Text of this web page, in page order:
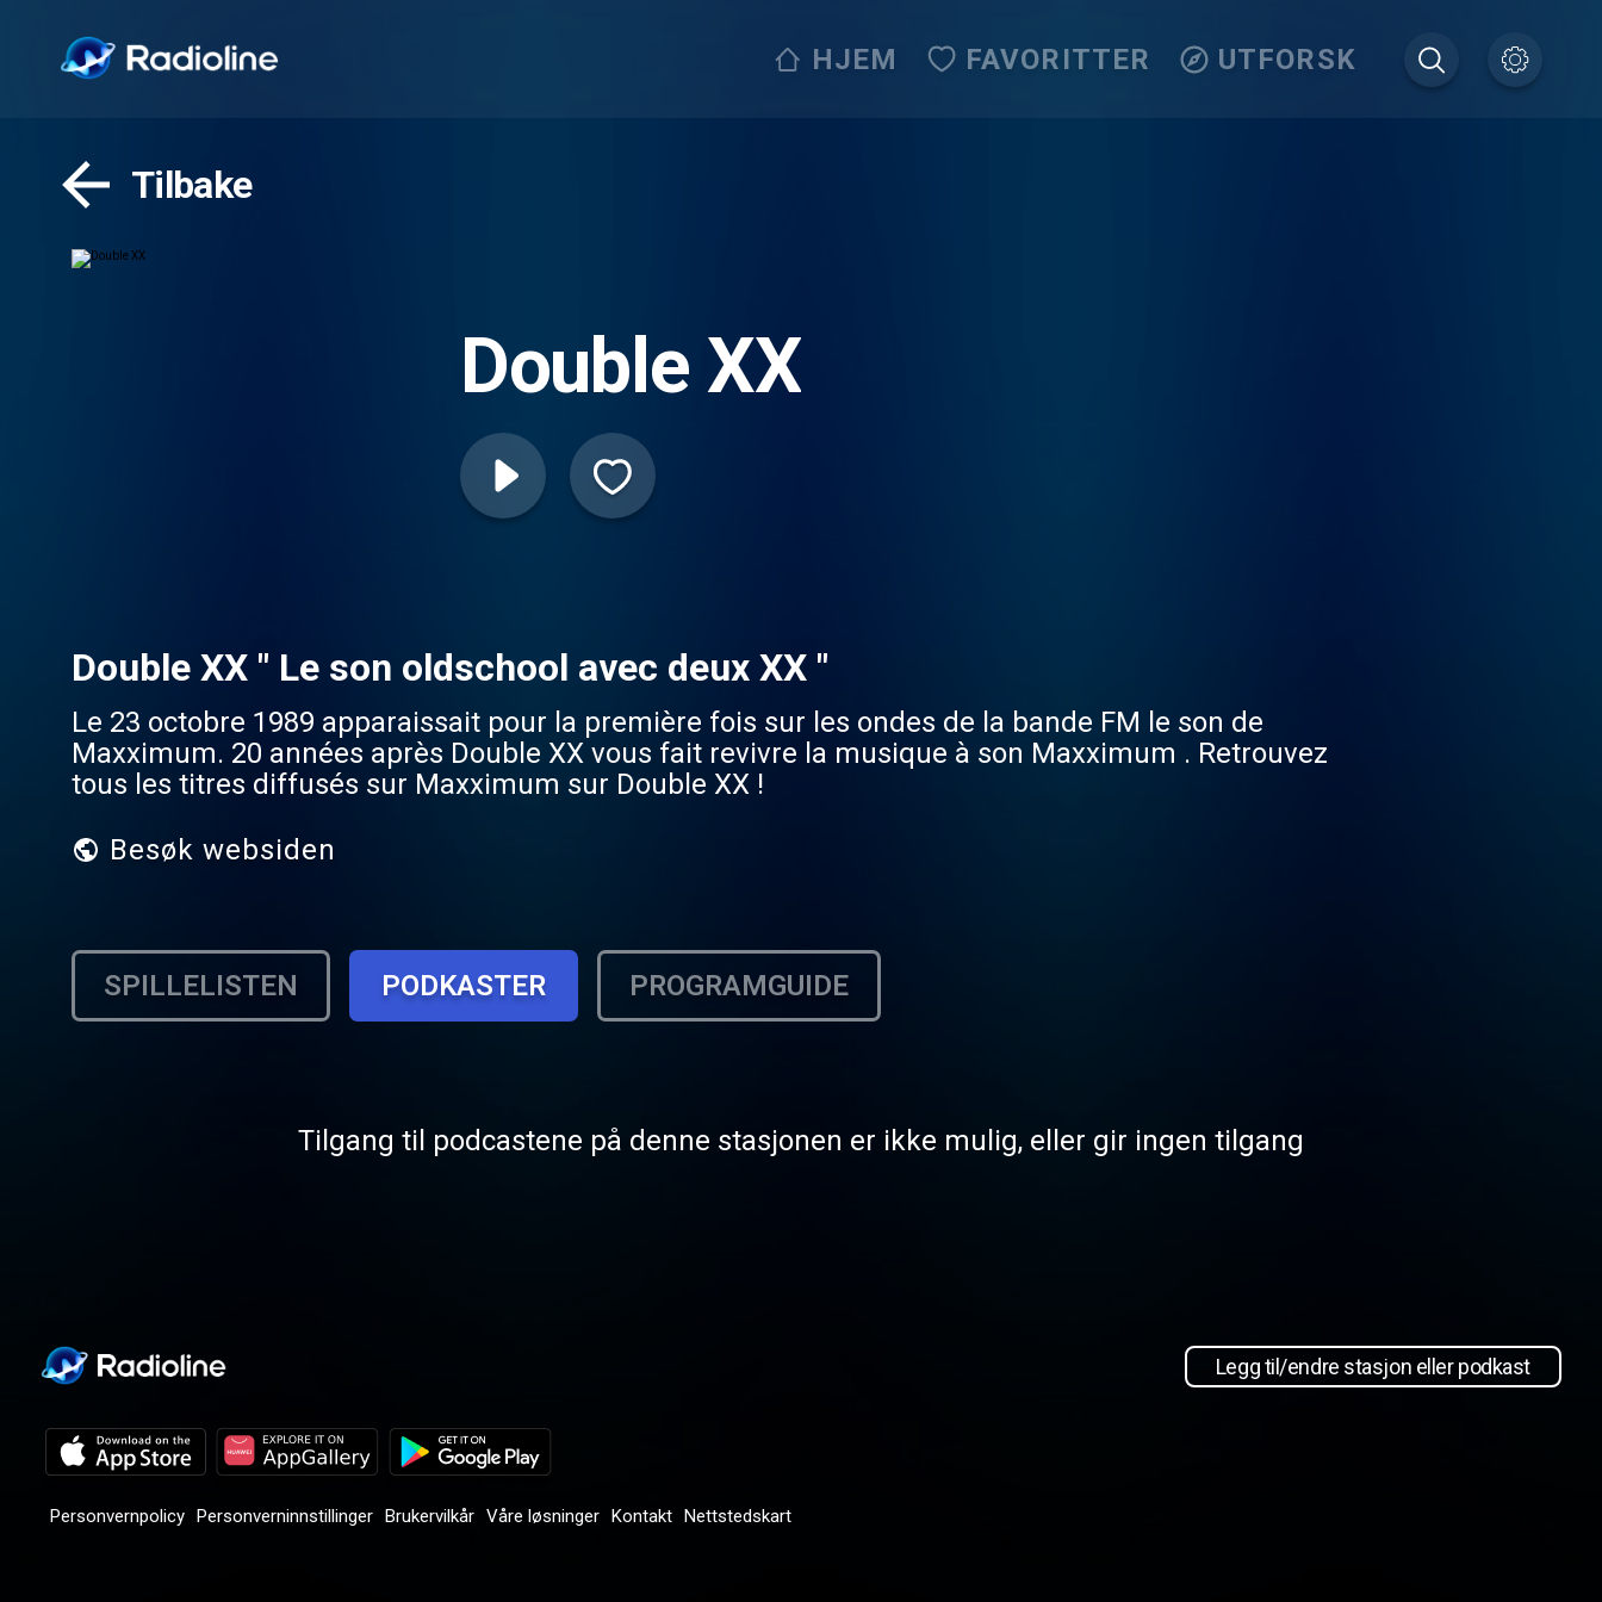
HJEM FAVORITTER UTFORSK
Tilbake
Double XX
Double XX " Le son oldschool avec deux XX "
Le 23 octobre 1989 apparaissait pour la première fois sur les ondes de la bande FM le son de
Maxximum. 20 années après Double XX vous fait revivre la musique à son Maxximum . Retrouvez
tous les titres diffusés sur Maxximum sur Double XX !
Besøk websiden
SPILLELISTEN PODKASTER PROGRAMGUIDE
Tilgang til podcastene på denne stasjonen er ikke mulig, eller gir ingen tilgang
Legg til/endre stasjon eller podkast
Personvernpolicy Personverninnstillinger Brukervilkår Våre løsninger Kontakt Nettstedskart